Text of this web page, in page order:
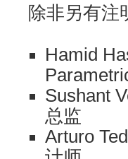
除非另有注
Hamid
Sushant
总监
Arturo